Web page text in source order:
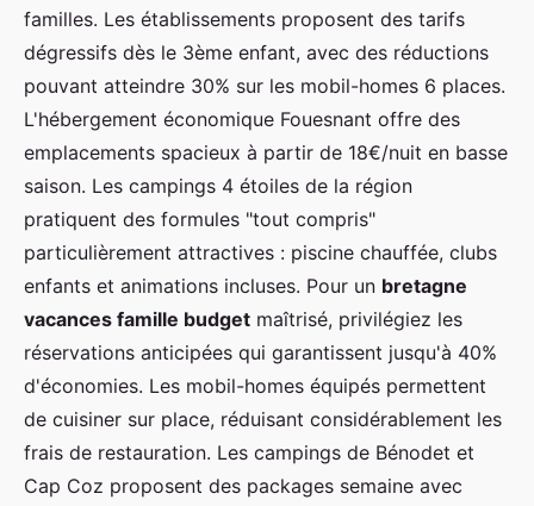
familles. Les établissements proposent des tarifs
dégressifs dès le 3ème enfant, avec des réductions
pouvant atteindre 30% sur les mobil-homes 6 places.
L'hébergement économique Fouesnant offre des
emplacements spacieux à partir de 18€/nuit en basse
saison. Les campings 4 étoiles de la région
pratiquent des formules "tout compris"
particulièrement attractives : piscine chauffée, clubs
enfants et animations incluses. Pour un bretagne
vacances famille budget maîtrisé, privilégiez les
réservations anticipées qui garantissent jusqu'à 40%
d'économies. Les mobil-homes équipés permettent
de cuisiner sur place, réduisant considérablement les
frais de restauration. Les campings de Bénodet et
Cap Coz proposent des packages semaine avec